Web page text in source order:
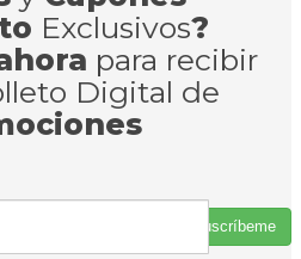
Exclusivos?
para recibir
Digital de
Suscríbeme